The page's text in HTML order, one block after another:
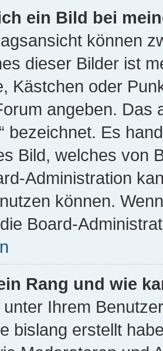
ein Bild bei
können
dieser Bilder ist
Kästchen oder
angeben. Das
bezeichnet. Es
Bild, welches von
Administration
können.
Board-
Rang und wie
Ihrem
bislang erstellt